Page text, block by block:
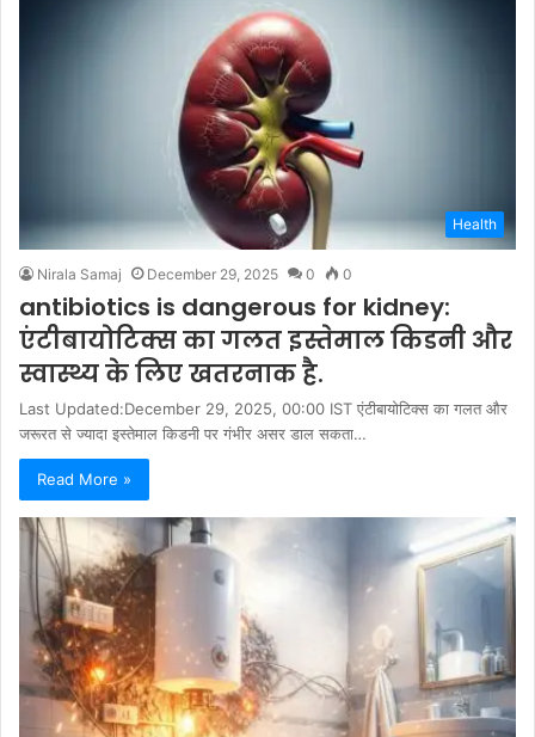
Health
Nirala Samaj December 29, 2025 0 0
antibiotics is dangerous for kidney:
एंटीबायोटिक्स का गलत इस्तेमाल किडनी और
स्वास्थ्य के लिए खतरनाक है.
Last Updated:December 29, 2025, 00:00 IST एंटीबायोटिक्स का गलत और
जरूरत से ज्यादा इस्तेमाल किडनी पर गंभीर असर डाल सकता…
Read More »